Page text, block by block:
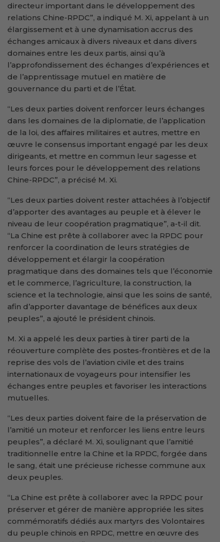
directeur important dans le développement des
relations Chine-RPDC”, a indiqué M. Xi, appelant à un
élargissement et à une dynamisation accrus des
échanges amicaux à divers niveaux et dans divers
domaines entre les deux partis, ainsi qu’à
l’approfondissement des échanges d’expériences et
de l’apprentissage mutuel en matière de
gouvernance du parti et de l’État.
“Les deux parties doivent renforcer leurs échanges
dans les domaines de la diplomatie, de l’application
de la loi, des affaires militaires et autres, mettre en
œuvre le consensus important engagé par les deux
dirigeants, et mettre en commun leur sagesse et
leurs forces pour le développement des relations
Chine-RPDC”, a précisé M. Xi.
“Les deux parties doivent rester attachées à l’objectif
d’apporter des avantages au peuple et à élever le
niveau de leur coopération pragmatique”, a-t-il dit.
“La Chine est prête à collaborer avec la RPDC pour
renforcer la coordination de leurs stratégies de
développement et élargir la coopération
pragmatique dans des domaines tels que l’économie
et le commerce, l’agriculture, la construction, la
science et la technologie, ainsi que les soins de santé,
afin d’apporter davantage de bénéfices aux deux
peuples”, a ajouté le président chinois.
M. Xi a appelé les deux parties à tirer parti de la
réouverture complète des postes-frontières et de la
reprise des vols de l’aviation civile et des trains
internationaux de voyageurs pour intensifier les
échanges entre peuples et favoriser les interactions
mutuelles.
“Les deux parties doivent faire de la préservation de
l’amitié un moteur et renforcer les liens entre leurs
peuples”, a déclaré M. Xi, soulignant que l’amitié
traditionnelle entre la Chine et la RPDC, forgée dans
le sang, était une précieuse richesse commune aux
deux peuples.
“La Chine est prête à collaborer avec la RPDC pour
préserver et gérer de manière appropriée les sites
commémoratifs dédiés aux martyrs des Volontaires
du peuple chinois en RPDC, mettre en œuvre des